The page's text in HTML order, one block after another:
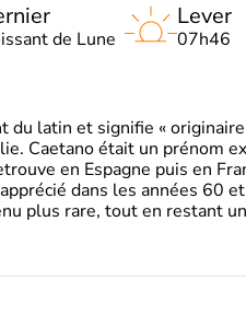
de Lune
Lever
07h46
du latin et signifie «
Caetano était un prénom
en Espagne puis en
dans les années 60
plus rare, tout en restant